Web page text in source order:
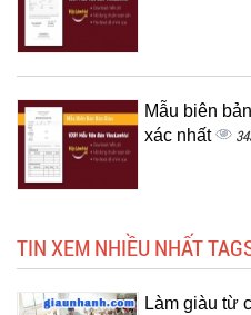
Mẫu biên
xác nhất
TIN XEM NHIỀU NHẤT
Làm giàu từ